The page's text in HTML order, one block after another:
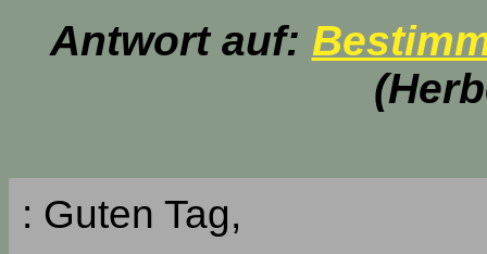
Antwort auf:
: Guten Tag,